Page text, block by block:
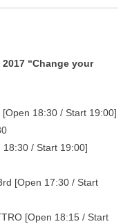
2017 “Change your
18:30 / Start 19:00]
18:30 / Start 19:00]
[Open 17:30 / Start
[Open 18:15 / Start